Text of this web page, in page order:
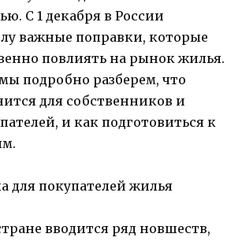
С 1 декабря в России
важные поправки, которые
повлиять на рынок жилья.
подробно разберем, что
для собственников и
и как подготовиться к
для покупателей жилья
вводится ряд новшеств,